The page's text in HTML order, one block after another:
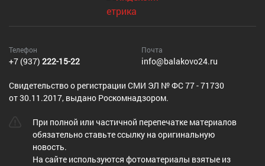
Телефон
+7 (937) 222-15-22
Почта
info@balakovo24.ru
Cвидетельство о регистрации СМИ ЭЛ № ФС 77 - 71730
от 30.11.2017, выдано Роскомнадзором.
При полной или частичной перепечатке материалов
обязательно ставьте ссылку на оригинальную
новость.
На сайте используются фотоматериалы взятые из